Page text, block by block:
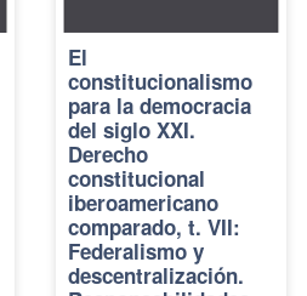
El
constitucionalismo
para la democracia
del siglo XXI.
Derecho
constitucional
iberoamericano
comparado, t. VII:
Federalismo y
descentralización.